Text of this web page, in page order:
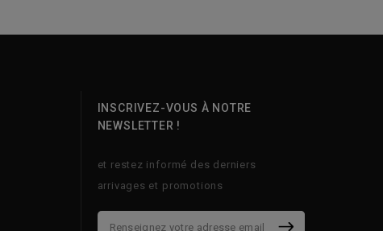
INSCRIVEZ-VOUS À NOTRE
NEWSLETTER !
et restez informé des derniers
arrivages et promotions